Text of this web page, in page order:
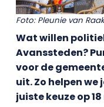
Foto: Pleunie van Raak
Wat willen
Avanssteden?
voor de
uit. Zo helpen
juiste keuze op